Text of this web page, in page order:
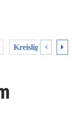
Kreisliga C1